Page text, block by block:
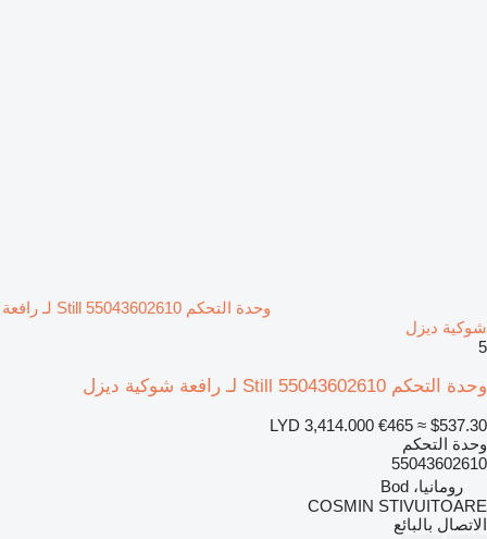
وحدة التحكم Still 55043602610 لـ رافعة
شوكية ديزل
5
وحدة التحكم Still 55043602610 لـ رافعة شوكية ديزل
LYD 3,414.000 €465 ≈ $537.30
وحدة التحكم
55043602610
رومانيا، Bod
COSMIN STIVUITOARE
الاتصال بالبائع